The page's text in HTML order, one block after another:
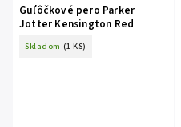
Guľôčkové pero Parker
Jotter Kensington Red
Skladom (1 KS)